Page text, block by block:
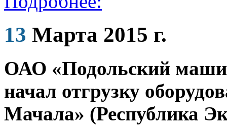
13 Марта 2015 г.
ОАО «Подольский
начал отгрузку
Мачала» (Республика